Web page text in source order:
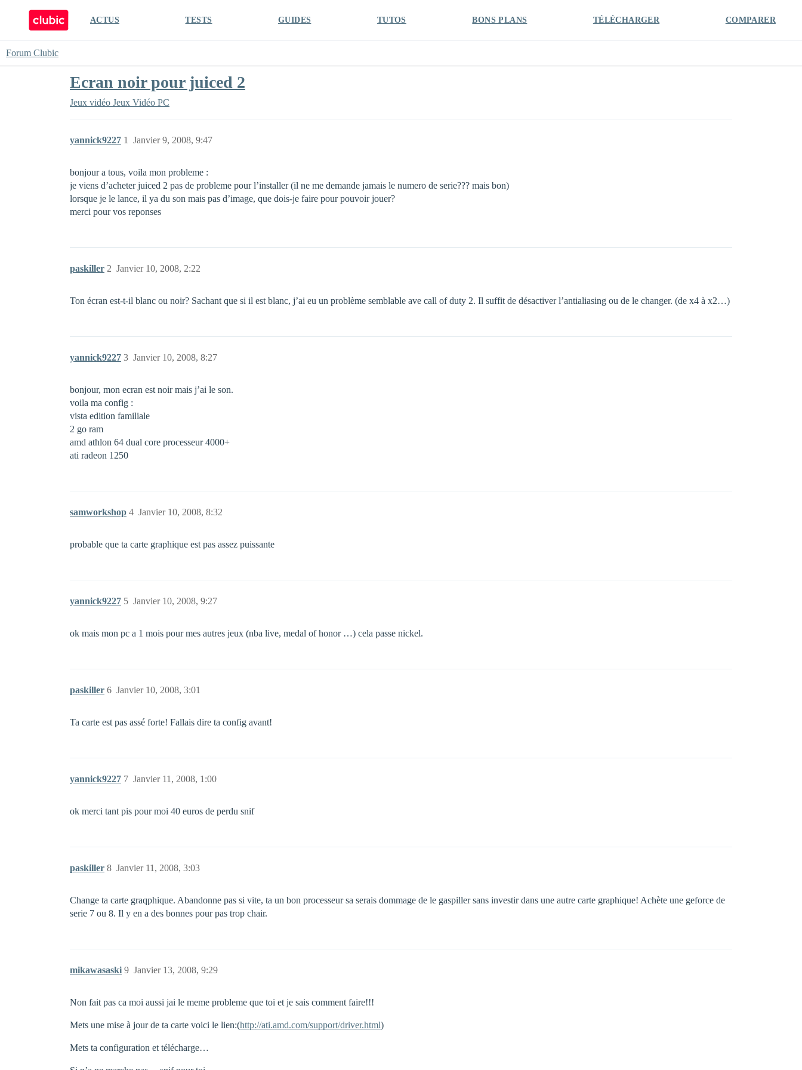
ACTUS TESTS GUIDES TUTOS BONS PLANS TÉLÉCHARGER COMPARER
Forum Clubic
Ecran noir pour juiced 2
Jeux vidéo Jeux Vidéo PC
yannick9227 Janvier 9, 2008, 9:47
1
bonjour a tous, voila mon probleme :
je viens d’acheter juiced 2 pas de probleme pour l’installer (il ne me demande jamais le numero de serie??? mais bon)
lorsque je le lance, il ya du son mais pas d’image, que dois-je faire pour pouvoir jouer?
merci pour vos reponses
paskiller Janvier 10, 2008, 2:22
2
Ton écran est-t-il blanc ou noir? Sachant que si il est blanc, j’ai eu un problème semblable ave call of duty 2. Il suffit de désactiver l’antialiasing ou de le changer. (de x4 à x2…)
yannick9227 Janvier 10, 2008, 8:27
3
bonjour, mon ecran est noir mais j’ai le son.
voila ma config :
vista edition familiale
2 go ram
amd athlon 64 dual core processeur 4000+
ati radeon 1250
samworkshop Janvier 10, 2008, 8:32
4
probable que ta carte graphique est pas assez puissante
yannick9227 Janvier 10, 2008, 9:27
5
ok mais mon pc a 1 mois pour mes autres jeux (nba live, medal of honor …) cela passe nickel.
paskiller Janvier 10, 2008, 3:01
6
Ta carte est pas assé forte! Fallais dire ta config avant!
yannick9227 Janvier 11, 2008, 1:00
7
ok merci tant pis pour moi 40 euros de perdu snif
paskiller Janvier 11, 2008, 3:03
8
Change ta carte graqphique. Abandonne pas si vite, ta un bon processeur sa serais dommage de le gaspiller sans investir dans une autre carte graphique! Achète une geforce de
serie 7 ou 8. Il y en a des bonnes pour pas trop chair.
mikawasaski Janvier 13, 2008, 9:29
9
Non fait pas ca moi aussi jai le meme probleme que toi et je sais comment faire!!!
Mets une mise à jour de ta carte voici le lien:(http://ati.amd.com/support/driver.html)
Mets ta configuration et télécharge…